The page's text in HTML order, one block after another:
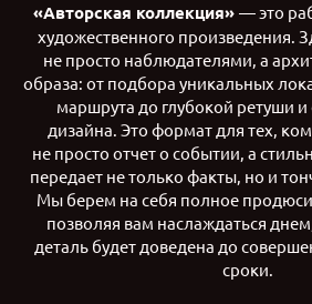
«Авторская коллекция» — это
художественного произведения.
не просто наблюдателями, а
образа: от подбора уникальных
маршрута до глубокой ретуши и
дизайна.​ Это формат для тех,
не просто отчет о событии, а
передает не только факты, но и
Мы берем на себя полное
позволяя вам наслаждаться
деталь будет доведена до
сроки.​